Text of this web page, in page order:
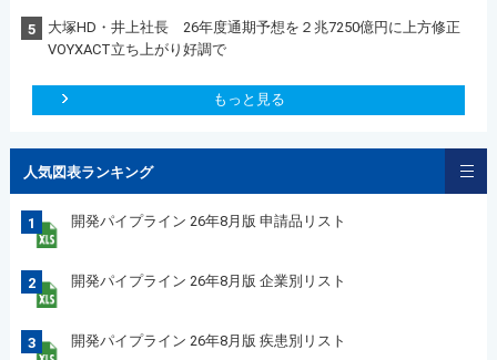
5
大塚HD・井上社長 26年度通期予想を２兆7250億円に上方修正
VOYXACT立ち上がり好調で
もっと見る
人気図表ランキング
1 開発パイプライン 26年8月版 申請品リスト
2 開発パイプライン 26年8月版 企業別リスト
3 開発パイプライン 26年8月版 疾患別リスト